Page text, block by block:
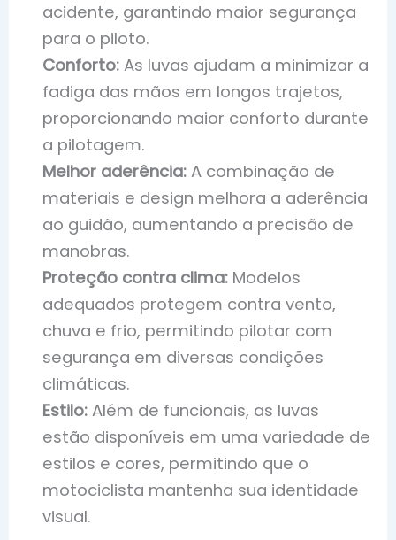
acidente, garantindo maior segurança
para o piloto.
Conforto: As luvas ajudam a minimizar a
fadiga das mãos em longos trajetos,
proporcionando maior conforto durante
a pilotagem.
Melhor aderência: A combinação de
materiais e design melhora a aderência
ao guidão, aumentando a precisão de
manobras.
Proteção contra clima: Modelos
adequados protegem contra vento,
chuva e frio, permitindo pilotar com
segurança em diversas condições
climáticas.
Estilo: Além de funcionais, as luvas
estão disponíveis em uma variedade de
estilos e cores, permitindo que o
motociclista mantenha sua identidade
visual.